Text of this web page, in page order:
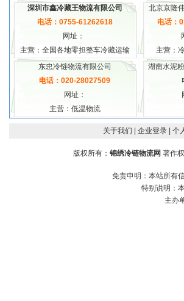
深圳市鑫冷藏王物流有限公司
电话：0755-61262618
网址：
主营：全国各地零担整车冷藏运输
北京京隆
电话：
主营：
东忠冷链物流有限公司
电话：020-28027509
网址：
主营：低温物流
湖南水泥
关于我们 | 企业登录 | 个
版权所有： 锦绣冷链物流网 著作
免责申明：本站所有
特别说明：
主办